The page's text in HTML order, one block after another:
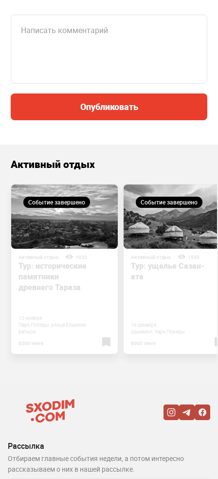
Опубликовать
Активный отдых
Событие завершено
Активный отдых 1020
Тур: исторические
памятники
древнего Тараза
12 ноября
Парк Победы, улица Елшибек
Батыра
8500 тенге
Событие завершено
Активный отдых 1535
Тур: ущелье Сазан-
ата
16 декабря
Шымкент, парк Победы
8000 тенге
Рассылка
Отбираем главные события недели, а потом интересно
рассказываем о них в нашей рассылке.